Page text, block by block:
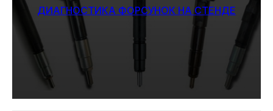
ДИАГНОСТИКА ФОРСУНОК НА СТЕНДЕ